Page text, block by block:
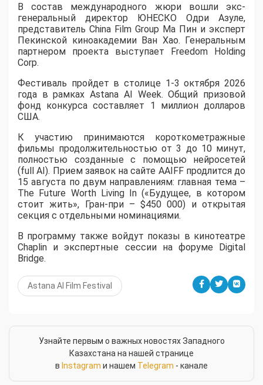
В состав международного жюри вошли экс-
генеральный директор ЮНЕСКО Одри Азуле,
представитель China Film Group Ма Пин и эксперт
Пекинской киноакадемии Ван Хао. Генеральным
партнером проекта выступает Freedom Holding
Corp.
​Фестиваль пройдет в столице 1-3 октября 2026
года в рамках Astana AI Week. Общий призовой
фонд конкурса составляет 1 миллион долларов
США.
К участию принимаются короткометражные
фильмы продолжительностью от 3 до 10 минут,
полностью созданные с помощью нейросетей
(full AI). Прием заявок на сайте AAIFF продлится до
15 августа по двум направлениям: главная тема –
The Future Worth Living In («Будущее, в котором
стоит жить», Гран-при – $450 000) и открытая
секция с отдельными номинациями.
В программу также войдут показы в кинотеатре
Chaplin и экспертные сессии на форуме Digital
Bridge.
Astana AI Film Festival
Узнайте первым о важных новостях Западного
Казахстана на нашей странице
в Instagram и нашем Telegram - канале